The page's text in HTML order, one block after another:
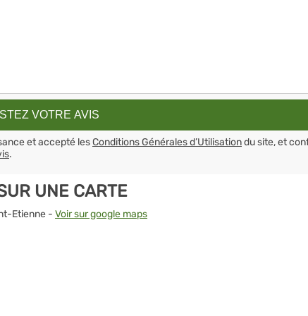
et accepté lesConditions Générales d’Utilisationdu site, et
.
UNE CARTE
Etienne - Voir sur google maps